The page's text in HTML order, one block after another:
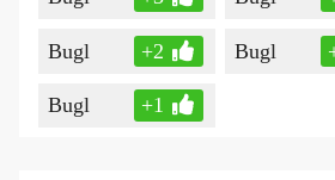
Bugl +2 Bugl
Bugl +1